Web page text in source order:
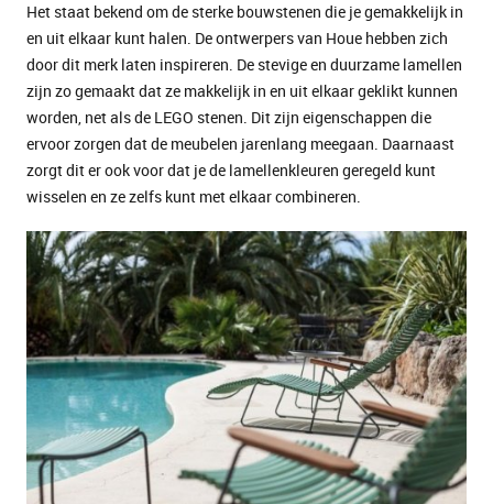
Het staat bekend om de sterke bouwstenen die je gemakkelijk in
en uit elkaar kunt halen. De ontwerpers van Houe hebben zich
door dit merk laten inspireren. De stevige en duurzame lamellen
zijn zo gemaakt dat ze makkelijk in en uit elkaar geklikt kunnen
worden, net als de LEGO stenen. Dit zijn eigenschappen die
ervoor zorgen dat de meubelen jarenlang meegaan. Daarnaast
zorgt dit er ook voor dat je de lamellenkleuren geregeld kunt
wisselen en ze zelfs kunt met elkaar combineren.